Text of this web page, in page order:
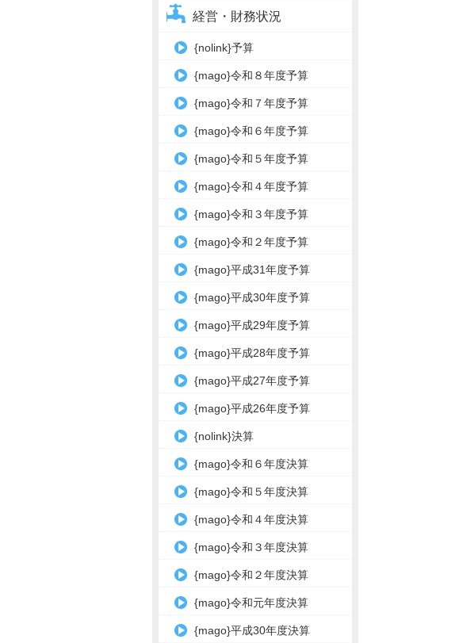
経営・財務状況
{nolink}予算
{mago}令和８年度予算
{mago}令和７年度予算
{mago}令和６年度予算
{mago}令和５年度予算
{mago}令和４年度予算
{mago}令和３年度予算
{mago}令和２年度予算
{mago}平成31年度予算
{mago}平成30年度予算
{mago}平成29年度予算
{mago}平成28年度予算
{mago}平成27年度予算
{mago}平成26年度予算
{nolink}決算
{mago}令和６年度決算
{mago}令和５年度決算
{mago}令和４年度決算
{mago}令和３年度決算
{mago}令和２年度決算
{mago}令和元年度決算
{mago}平成30年度決算